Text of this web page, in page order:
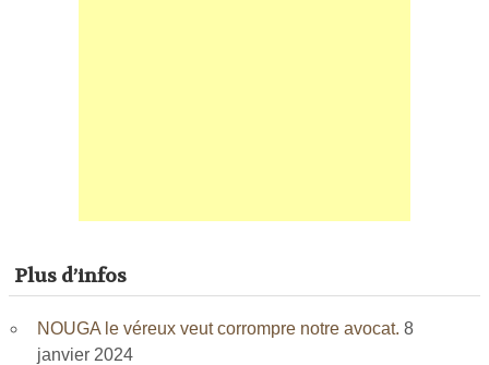
Plus d’infos
NOUGA le véreux veut corrompre notre avocat. 8
janvier 2024